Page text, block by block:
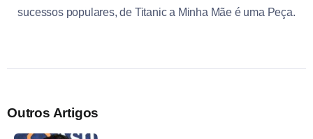
sucessos populares, de Titanic a Minha Mãe é uma Peça.
Outros Artigos